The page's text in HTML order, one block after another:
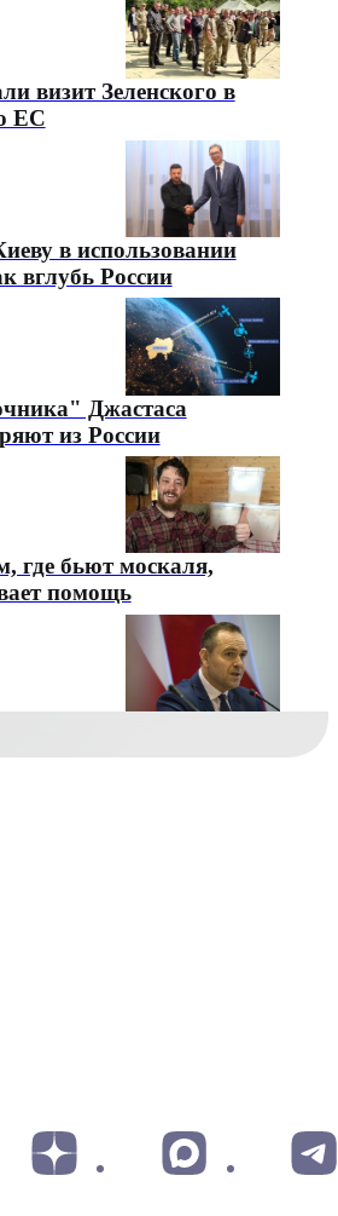
визит Зеленского в
ЕС
в использовании
вглубь России
Джастаса
из России
где бьют москаля,
помощь